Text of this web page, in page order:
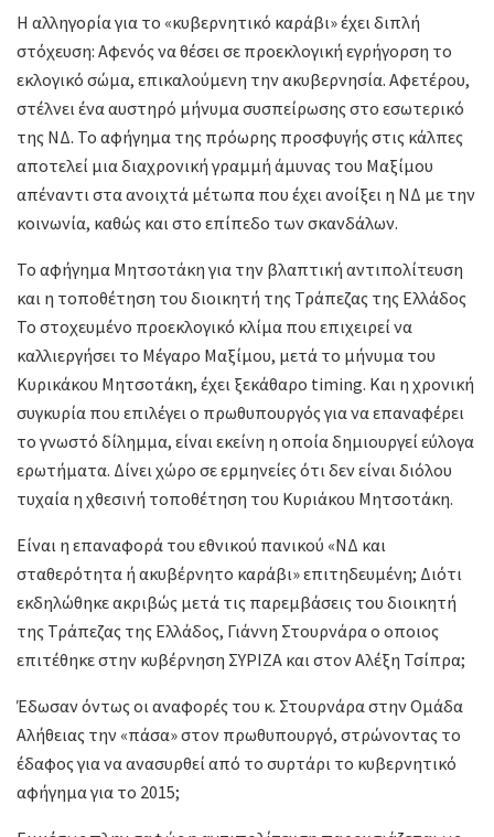
Η αλληγορία για το «κυβερνητικό καράβι» έχει διπλή
στόχευση: Αφενός να θέσει σε προεκλογική εγρήγορση το
εκλογικό σώμα, επικαλούμενη την ακυβερνησία. Αφετέρου,
στέλνει ένα αυστηρό μήνυμα συσπείρωσης στο εσωτερικό
της ΝΔ. Το αφήγημα της πρόωρης προσφυγής στις κάλπες
αποτελεί μια διαχρονική γραμμή άμυνας του Μαξίμου
απέναντι στα ανοιχτά μέτωπα που έχει ανοίξει η ΝΔ με την
κοινωνία, καθώς και στο επίπεδο των σκανδάλων.
Το αφήγημα Μητσοτάκη για την βλαπτική αντιπολίτευση
και η τοποθέτηση του διοικητή της Τράπεζας της Ελλάδος
Το στοχευμένο προεκλογικό κλίμα που επιχειρεί να
καλλιεργήσει το Μέγαρο Μαξίμου, μετά το μήνυμα του
Κυρικάκου Μητσοτάκη, έχει ξεκάθαρο timing. Και η χρονική
συγκυρία που επιλέγει ο πρωθυπουργός για να επαναφέρει
το γνωστό δίλημμα, είναι εκείνη η οποία δημιουργεί εύλογα
ερωτήματα. Δίνει χώρο σε ερμηνείες ότι δεν είναι διόλου
τυχαία η χθεσινή τοποθέτηση του Κυριάκου Μητσοτάκη.
Είναι η επαναφορά του εθνικού πανικού «ΝΔ και
σταθερότητα ή ακυβέρνητο καράβι» επιτηδευμένη; Διότι
εκδηλώθηκε ακριβώς μετά τις παρεμβάσεις του διοικητή
της Τράπεζας της Ελλάδος, Γιάννη Στουρνάρα ο οποιος
επιτέθηκε στην κυβέρνηση ΣΥΡΙΖΑ και στον Αλέξη Τσίπρα;
Έδωσαν όντως οι αναφορές του κ. Στουρνάρα στην Ομάδα
Αλήθειας την «πάσα» στον πρωθυπουργό, στρώνοντας το
έδαφος για να ανασυρθεί από το συρτάρι το κυβερνητικό
αφήγημα για το 2015;